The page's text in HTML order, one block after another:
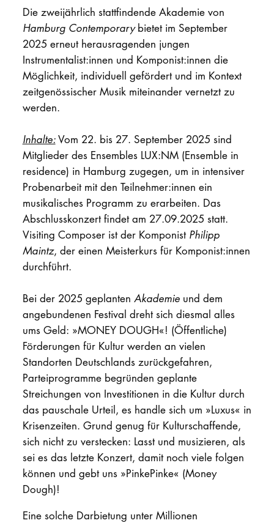
Die zweijährlich stattfindende Akademie von
Hamburg Contemporarybietet im September
2025 erneut herausragenden jungen
Instrumentalist:innen und Komponist:innen die
Möglichkeit, individuell gefördert und im Kontext
zeitgenössischer Musik miteinander vernetzt zu
werden.
Inhalte:Vom 22. bis 27. September 2025 sind
Mitglieder des Ensembles LUX:NM (Ensemble in
residence) in Hamburg zugegen, um in intensiver
Probenarbeit mit den Teilnehmer:innen ein
musikalisches Programm zu erarbeiten. Das
Abschlusskonzert findet am 27.09.2025 statt.
Visiting Composer ist der Komponist Philipp
Maintz, der einen Meisterkurs für Komponist:innen
durchführt.
Bei der 2025 geplanten Akademie und dem
angebundenen Festival dreht sich diesmal alles
ums Geld: »MONEY DOUGH«! (Öffentliche)
Förderungen für Kultur werden an vielen
Standorten Deutschlands zurückgefahren,
Parteiprogramme begründen geplante
Streichungen von Investitionen in die Kultur durch
das pauschale Urteil, es handle sich um »Luxus« in
Krisenzeiten. Grund genug für Kulturschaffende,
sich nicht zu verstecken: Lasst und musizieren, als
sei es das letzte Konzert, damit noch viele folgen
können und gebt uns »PinkePinke« (Money
Dough)!
Eine solche Darbietung unter Millionen